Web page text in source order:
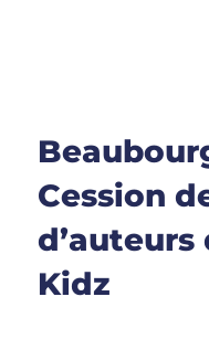
Cession
d’auteurs
Kidz